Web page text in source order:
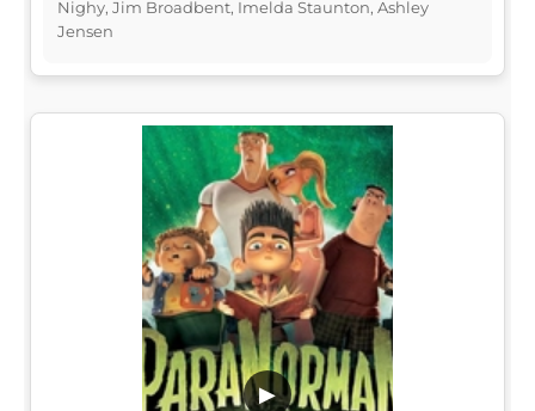
Nighy, Jim Broadbent, Imelda Staunton, Ashley
Jensen
▶